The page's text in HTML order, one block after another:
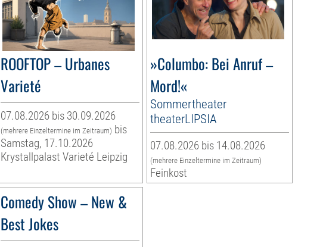
ROOFTOP – Urbanes
Varieté
07.08.2026 bis 30.09.2026
(mehrere Einzeltermine im Zeitraum) bis
Samstag, 17.10.2026
Krystallpalast Varieté Leipzig
»Columbo: Bei Anruf –
Mord!«
Sommertheater
theaterLIPSIA
07.08.2026 bis 14.08.2026
(mehrere Einzeltermine im Zeitraum)
Feinkost
Comedy Show – New &
Best Jokes